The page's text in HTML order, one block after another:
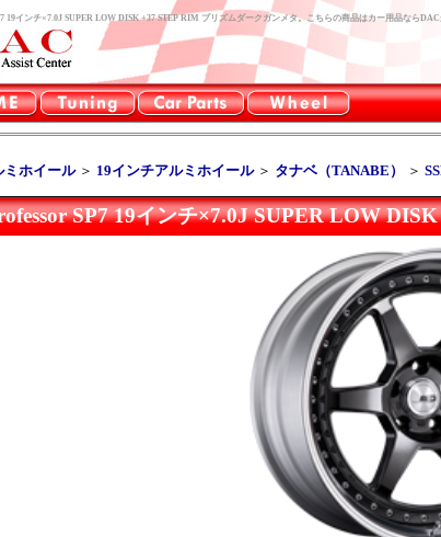
19インチ×7.0J SUPER LOW DISK +37 STEP RIM プリズムダークガンメタ。こちらの商品はカー用品ならDAC
ミホイール＞ 19インチアルミホイール＞ タナベ（TANABE） ＞
SP7 19インチ×7.0J SUPER LOW